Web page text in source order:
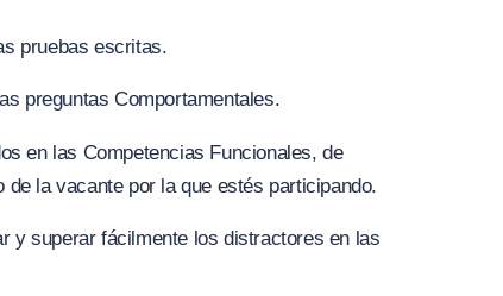
pruebas escritas.
preguntas Comportamentales.
en las Competencias Funcionales, de
de la vacante por la que estés participando.
y superar fácilmente los distractores en las